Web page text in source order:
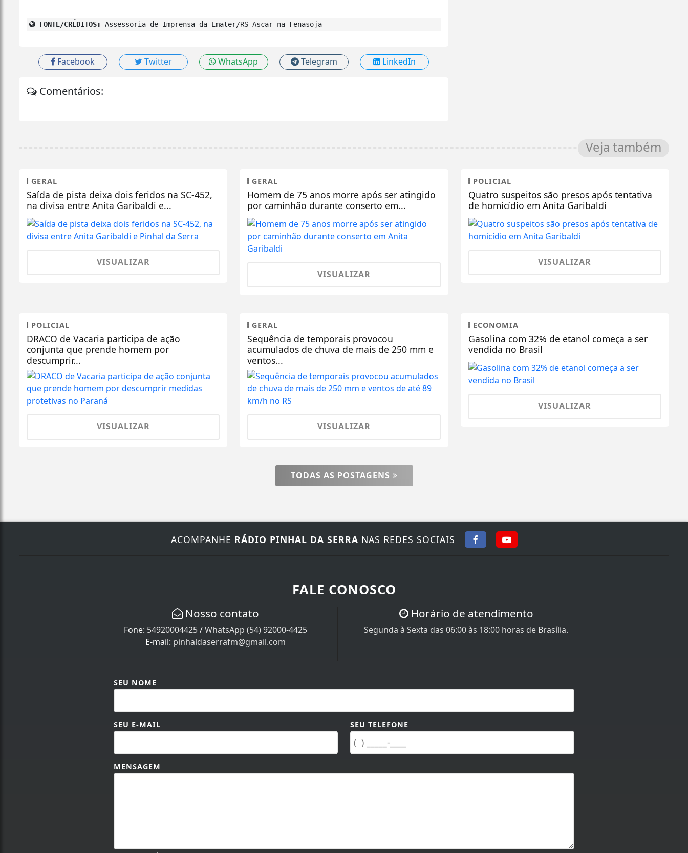
FONTE/CRÉDITOS: Assessoria de Imprensa da Emater/RS-Ascar na Fenasoja
Facebook Twitter WhatsApp Telegram LinkedIn
Comentários:
Veja também
GERAL
Saída de pista deixa dois feridos na SC-452,
na divisa entre Anita Garibaldi e...
VISUALIZAR
GERAL
Homem de 75 anos morre após ser atingido
por caminhão durante conserto em...
VISUALIZAR
POLICIAL
Quatro suspeitos são presos após tentativa
de homicídio em Anita Garibaldi
VISUALIZAR
POLICIAL
DRACO de Vacaria participa de ação
conjunta que prende homem por
descumprir...
VISUALIZAR
GERAL
Sequência de temporais provocou
acumulados de chuva de mais de 250 mm e
ventos...
VISUALIZAR
ECONOMIA
Gasolina com 32% de etanol começa a ser
vendida no Brasil
VISUALIZAR
TODAS AS POSTAGENS
ACOMPANHE RÁDIO PINHAL DA SERRA NAS REDES SOCIAIS
FALE CONOSCO
Nosso contato
Fone: 54920004425/WhatsApp (54) 92000-4425
E-mail: pinhaldaserrafm@gmail.com
Horário de atendimento
Segunda à Sexta das 06:00 às 18:00 horas de Brasília.
SEU NOME
SEU E-MAIL SEU TELEFONE
MENSAGEM